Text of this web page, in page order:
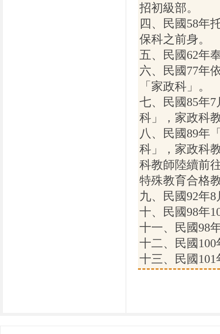
招初級部。
四、民國58年
保科之前身。
五、民國62年
六、民國77年
「家政科」。
七、民國85年
科」，家政科
八、民國89年
科」，家政科
科教師陸續前
特殊教育合格
九、民國92年
十、民國98年
十一、民國98
十二、民國
十三、民國